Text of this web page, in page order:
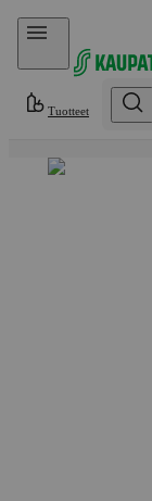
Hyppää sisältöön
Tuotteet